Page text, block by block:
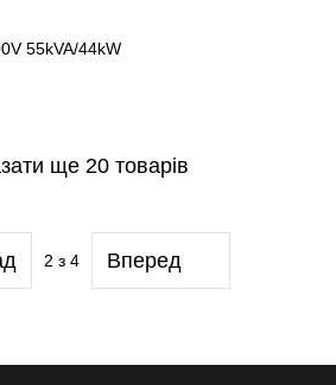
55kVA/44kW
ще 20 товарів
2 з 4 Вперед